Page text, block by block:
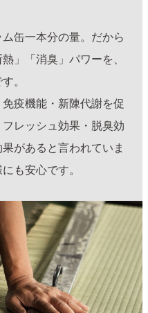
缶一本分の量。だから
」「消臭」パワーを、
。
疫機能・新陳代謝を促
レッシュ効果・脱臭効
があると言われていま
も安心です。